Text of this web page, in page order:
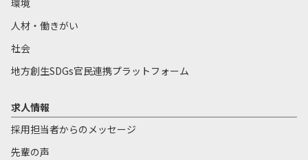
環境
人材・働きがい
社会
地方創生SDGs官民連携プラットフォーム
求人情報
採用担当者からのメッセージ
先輩の声